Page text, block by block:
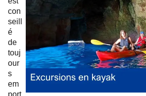
con
seill
é
de
touj
our
s
em
port